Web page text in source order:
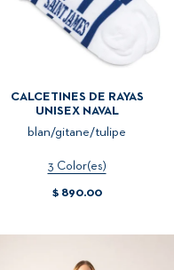
CALCETINES DE RAYAS
UNISEX NAVAL
blan/gitane/tulipe
3 Color(es)
$ 890.00